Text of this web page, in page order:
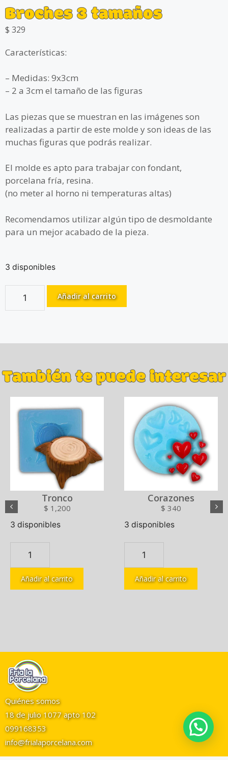
Broches 3 tamaños
$ 329
Características:
– Medidas: 9x3cm
– 2 a 3cm el tamaño de las figuras
Las piezas que se muestran en las imágenes son
realizadas a partir de este molde y son ideas de las
muchas figuras que podrás realizar.
El molde es apto para trabajar con fondant,
porcelana fría, resina.
(no meter al horno ni temperaturas altas)
Recomendamos utilizar algún tipo de desmoldante
para un mejor acabado de la pieza.
3 disponibles
Añadir al carrito
También te puede interesar
Tronco
$ 1,200
3 disponibles
Añadir al carrito
Corazones
$ 340
3 disponibles
Añadir al carrito
Quiénes somos
18 de julio 1077 apto 102
099168353
info@frialaporcelana.com